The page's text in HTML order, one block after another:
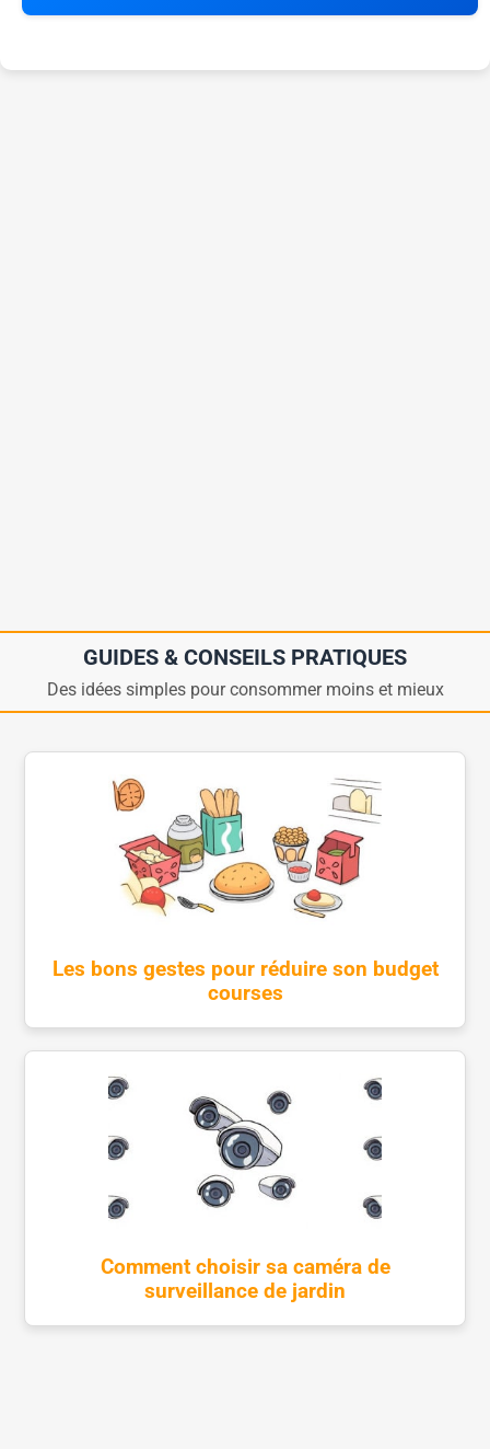
GUIDES & CONSEILS PRATIQUES
Des idées simples pour consommer moins et mieux
Les bons gestes pour réduire son budget
courses
Comment choisir sa caméra de
surveillance de jardin